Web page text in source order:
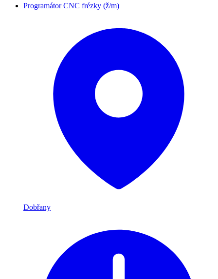
Programátor CNC frézky (ž/m)
Dobřany